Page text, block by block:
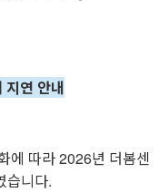
지연 안내
에 따라 2026년 더봄센
습니다.